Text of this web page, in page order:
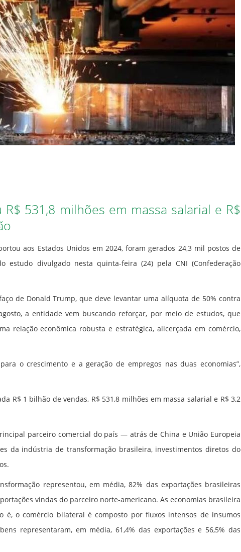
531,8 milhões em massa salarial e R$
aos Estados Unidos em 2024, foram gerados 24,3 mil postos de
estudo divulgado nesta quinta-feira (24) pela CNI (Confederação
de Donald Trump, que deve levantar uma alíquota de 50% contra
a entidade vem buscando reforçar, por meio de estudos, que
relação econômica robusta e estratégica, alicerçada em comércio,
o crescimento e a geração de empregos nas duas economias”,
R$ 1 bilhão de vendas, R$ 531,8 milhões em massa salarial e R$ 3,2
parceiro comercial do país — atrás de China e União Europeia
da indústria de transformação brasileira, investimentos diretos do
representou, em média, 82% das exportações brasileiras
vindas do parceiro norte-americano. As economias brasileira
é, o comércio bilateral é composto por fluxos intensos de insumos
representaram, em média, 61,4% das exportações e 56,5% das